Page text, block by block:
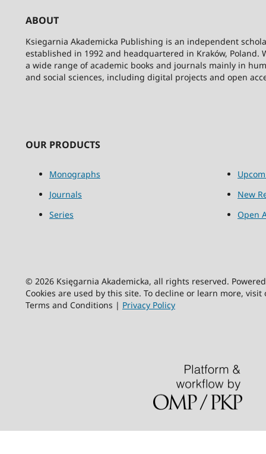
ABOUT
Ksiegarnia Akademicka Publishing is an independent
established in 1992 and headquartered in Kraków, Poland.
a wide range of academic books and journals mainly in
and social sciences, including digital projects and open
OUR PRODUCTS
Monographs
Journals
Series
New
Open
© 2026 Księgarnia Akademicka, all rights reserved.
Cookies are used by this site. To decline or learn more,
Terms and Conditions | Privacy Policy